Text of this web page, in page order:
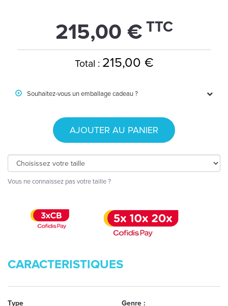
215,00 € TTC
Total : 215,00 €
Souhaitez-vous un emballage cadeau ?
AJOUTER AU PANIER
Vous ne connaissez pas votre taille ?
CARACTERISTIQUES
Type Genre :